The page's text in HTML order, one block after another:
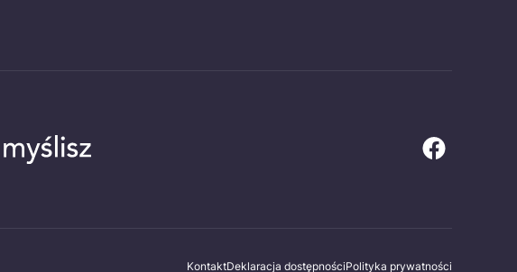
KontaktDeklaracja dostępnościPolityka prywatności